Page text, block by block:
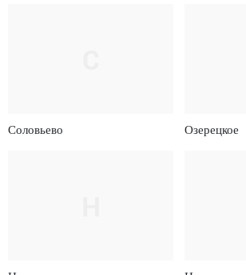
Соловьево Озерецкое